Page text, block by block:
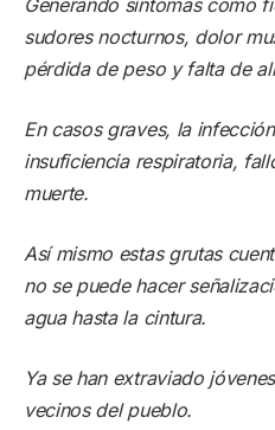
Generando síntomas como
sudores nocturnos, dolor
pérdida de peso y falta de
En casos graves, la
insuficiencia respiratoria,
muerte.
Así mismo estas grutas
no se puede hacer
agua hasta la cintura.
Ya se han extraviado
vecinos del pueblo.